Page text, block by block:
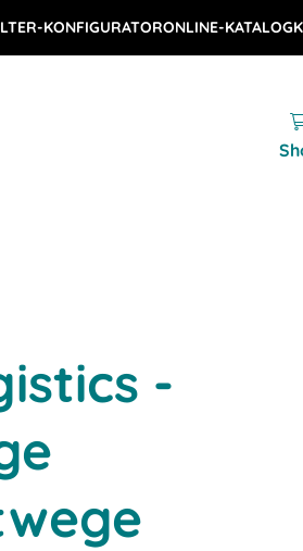
KONFIGURATORONLINE-KATALOG
-